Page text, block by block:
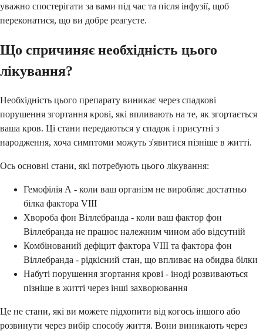
уважно спостерігати за вами під час та після інфузії, щоб
переконатися, що ви добре реагуєте.
Що спричиняє необхідність цього
лікування?
Необхідність цього препарату виникає через спадкові
порушення згортання крові, які впливають на те, як згортається
ваша кров. Ці стани передаються у спадок і присутні з
народження, хоча симптоми можуть з'явитися пізніше в житті.
Ось основні стани, які потребують цього лікування:
Гемофілія А - коли ваш організм не виробляє достатньо
білка фактора VIII
Хвороба фон Віллебранда - коли ваш фактор фон
Віллебранда не працює належним чином або відсутній
Комбінований дефіцит фактора VIII та фактора фон
Віллебранда - рідкісний стан, що впливає на обидва білки
Набуті порушення згортання крові - іноді розвиваються
пізніше в житті через інші захворювання
Це не стани, які ви можете підхопити від когось іншого або
розвинути через вибір способу життя. Вони виникають через